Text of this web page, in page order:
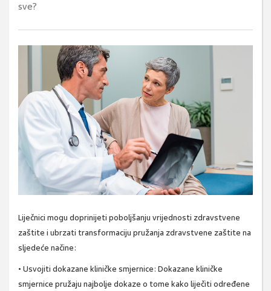
sve?
Liječnici mogu doprinijeti poboljšanju vrijednosti zdravstvene
zaštite i ubrzati transformaciju pružanja zdravstvene zaštite na
sljedeće načine:
• Usvojiti dokazane kliničke smjernice: Dokazane kliničke
smjernice pružaju najbolje dokaze o tome kako liječiti određene